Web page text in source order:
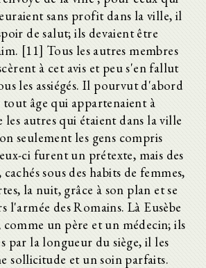
sans profit dans la ville, il
de salut; ils devaient être
[11] Tous les autres membres
à cet avis et peu s'en fallut
les assiégés. Il pourvut d'abord
tout âge qui appartenaient à
les autres qui étaient dans la ville
seulement les gens compris
ci furent un prétexte, mais des
sous des habits de femmes,
la nuit, grâce à son plan et se
l'armée des Romains. Là Eusèbe
comme un père et un médecin; ils
par la longueur du siège, il les
sollicitude et un soin parfaits.